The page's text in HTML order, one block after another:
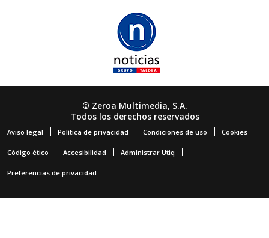
© Zeroa Multimedia, S.A.
Todos los derechos reservados
Aviso legal Política de privacidad Condiciones de uso Cookies
Código ético Accesibilidad Administrar Utiq
Preferencias de privacidad